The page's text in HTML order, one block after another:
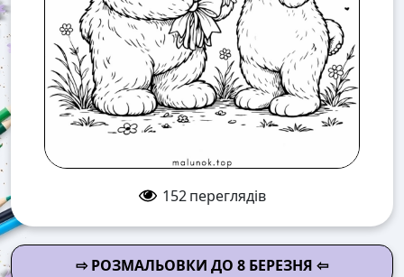
152 переглядів
⇨ РОЗМАЛЬОВКИ ДО 8 БЕРЕЗНЯ ⇦